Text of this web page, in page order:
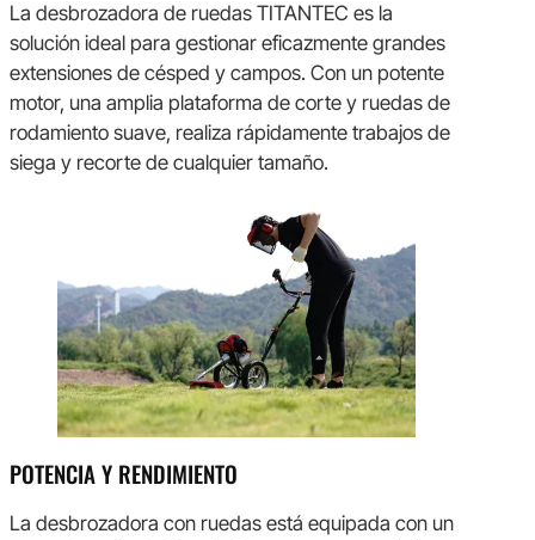
La desbrozadora de ruedas TITANTEC es la
solución ideal para gestionar eficazmente grandes
extensiones de césped y campos. Con un potente
motor, una amplia plataforma de corte y ruedas de
rodamiento suave, realiza rápidamente trabajos de
siega y recorte de cualquier tamaño.
POTENCIA Y RENDIMIENTO
La desbrozadora con ruedas está equipada con un